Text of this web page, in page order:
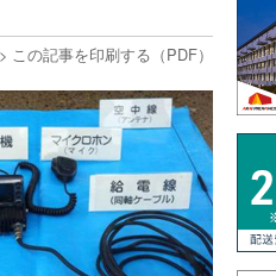
この記事を印刷する（PDF）